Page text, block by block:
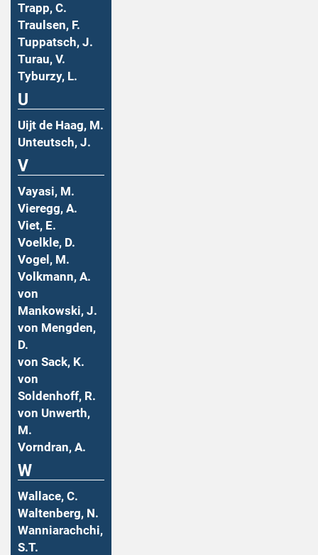
Trapp, C.
Traulsen, F.
Tuppatsch, J.
Turau, V.
Tyburzy, L.
U
Uijt de Haag, M.
Unteutsch, J.
V
Vayasi, M.
Vieregg, A.
Viet, E.
Voelkle, D.
Vogel, M.
Volkmann, A.
von
Mankowski, J.
von Mengden,
D.
von Sack, K.
von
Soldenhoff, R.
von Unwerth,
M.
Vorndran, A.
W
Wallace, C.
Waltenberg, N.
Wanniarachchi,
S.T.